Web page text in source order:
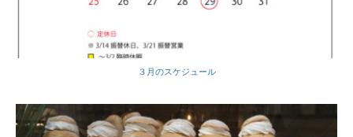
３月のスケジュール